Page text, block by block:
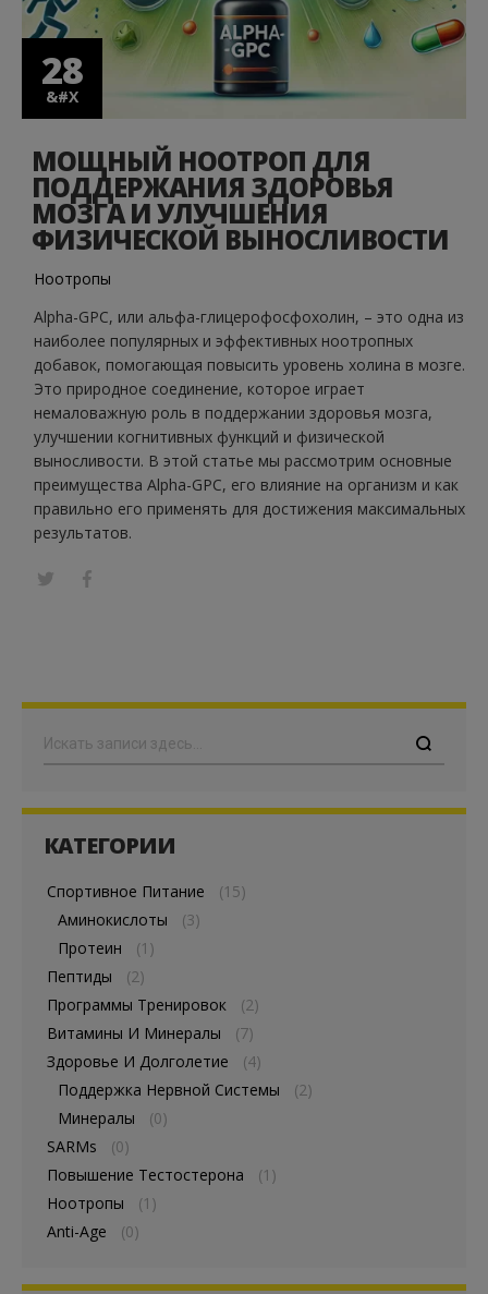
28
&#X
&#X
МОЩНЫЙ НООТРОП ДЛЯ
ПОДДЕРЖАНИЯ ЗДОРОВЬЯ
МОЗГА И УЛУЧШЕНИЯ
ФИЗИЧЕСКОЙ ВЫНОСЛИВОСТИ
Ноотропы
Alpha-GPC, или альфа-глицерофосфохолин, – это одна из
наиболее популярных и эффективных ноотропных
добавок, помогающая повысить уровень холина в мозге.
Это природное соединение, которое играет
немаловажную роль в поддержании здоровья мозга,
улучшении когнитивных функций и физической
выносливости. В этой статье мы рассмотрим основные
преимущества Alpha-GPC, его влияние на организм и как
правильно его применять для достижения максимальных
результатов.
Поиск
КАТЕГОРИИ
Спортивное Питание
(15)
Аминокислоты
(3)
Протеин
(1)
Пептиды
(2)
Программы Тренировок
(2)
Витамины И Минералы
(7)
Здоровье И Долголетие
(4)
Поддержка Нервной Системы
(2)
Минералы
(0)
SARMs
(0)
Повышение Тестостерона
(1)
Ноотропы
(1)
Anti-Age
(0)